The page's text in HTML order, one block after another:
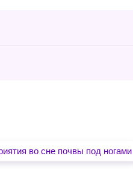
во сне почвы под ногами